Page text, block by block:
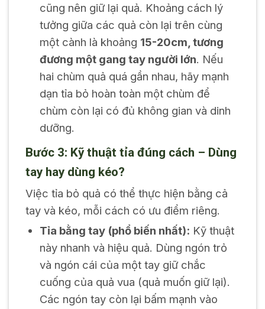
cũng nên giữ lại quả. Khoảng cách lý
tưởng giữa các quả còn lại trên cùng
một cành là khoảng 15-20cm, tương
đương một gang tay người lớn. Nếu
hai chùm quả quá gần nhau, hãy mạnh
dạn tỉa bỏ hoàn toàn một chùm để
chùm còn lại có đủ không gian và dinh
dưỡng.
Bước 3: Kỹ thuật tỉa đúng cách – Dùng
tay hay dùng kéo?
Việc tỉa bỏ quả có thể thực hiện bằng cả
tay và kéo, mỗi cách có ưu điểm riêng.
Tỉa bằng tay (phổ biến nhất): Kỹ thuật
này nhanh và hiệu quả. Dùng ngón trỏ
và ngón cái của một tay giữ chắc
cuống của quả vua (quả muốn giữ lại).
Các ngón tay còn lại bấm mạnh vào